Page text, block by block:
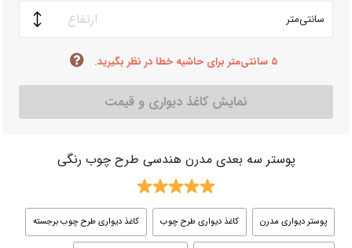
سانتی‌متر
۵ سانتی‌متر برای حاشیه خطا در نظر بگیرید.
نمایش کاغذ دیواری و قیمت
پوستر سه بعدی مدرن هندسی طرح چوب رنگی
پوستر دیواری مدرن کاغذ دیواری طرح چوب کاغذ دیواری طرح چوب برجسته